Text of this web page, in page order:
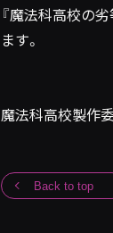
『魔法科高校の
ます。
魔法科高校製作
Back to top